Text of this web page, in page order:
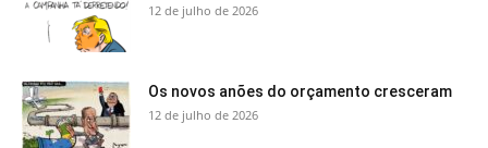
12 de julho de 2026
Os novos anões do orçamento cresceram
12 de julho de 2026